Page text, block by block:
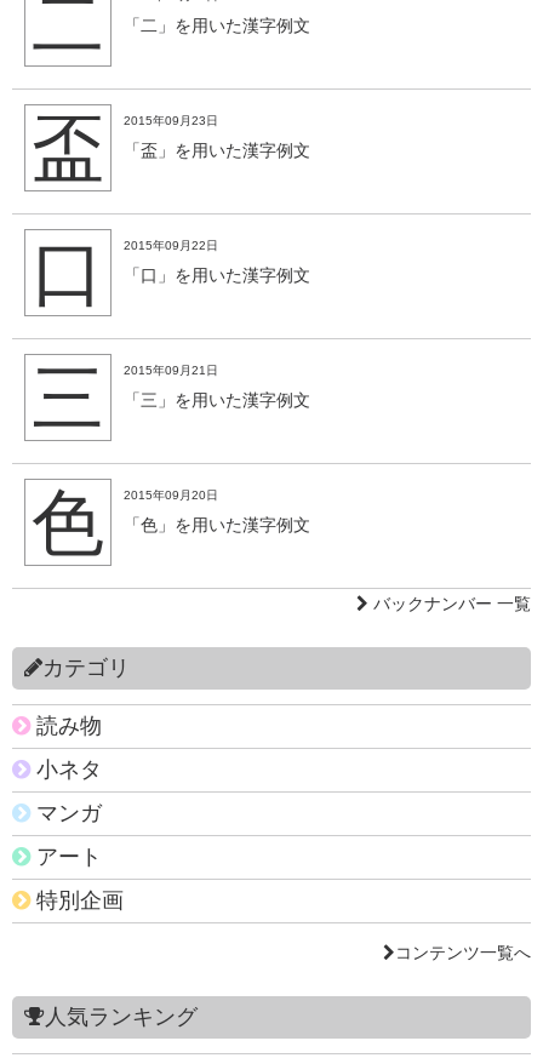
二 「二」を用いた漢字例文
盃 2015年09月23日
「盃」を用いた漢字例文
口 2015年09月22日
「口」を用いた漢字例文
三 2015年09月21日
「三」を用いた漢字例文
色 2015年09月20日
「色」を用いた漢字例文
バックナンバー 一覧
カテゴリ
読み物
小ネタ
マンガ
アート
特別企画
コンテンツ一覧へ
人気ランキング